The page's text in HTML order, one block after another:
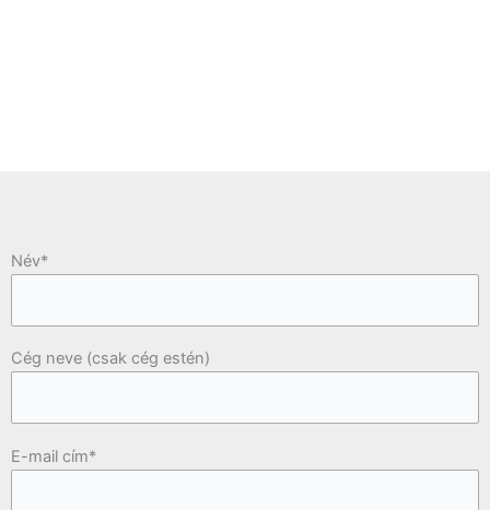
Név*
Cég neve (csak cég estén)
E-mail cím*